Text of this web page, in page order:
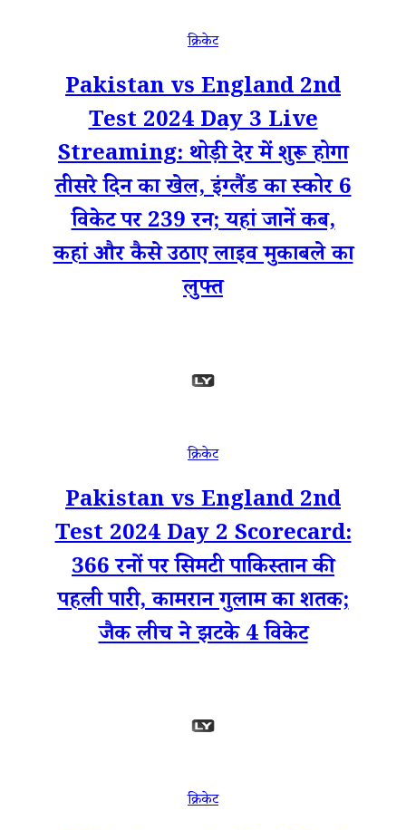
क्रिकेट
Pakistan vs England 2nd
Test 2024 Day 3 Live
Streaming: थोड़ी देर में शुरू होगा
तीसरे दिन का खेल, इंग्लैंड का स्कोर 6
विकेट पर 239 रन; यहां जानें कब,
कहां और कैसे उठाए लाइव मुकाबले का
लुफ्त
क्रिकेट
Pakistan vs England 2nd
Test 2024 Day 2 Scorecard:
366 रनों पर सिमटी पाकिस्तान की
पहली पारी, कामरान गुलाम का शतक;
जैक लीच ने झटके 4 विकेट
क्रिकेट